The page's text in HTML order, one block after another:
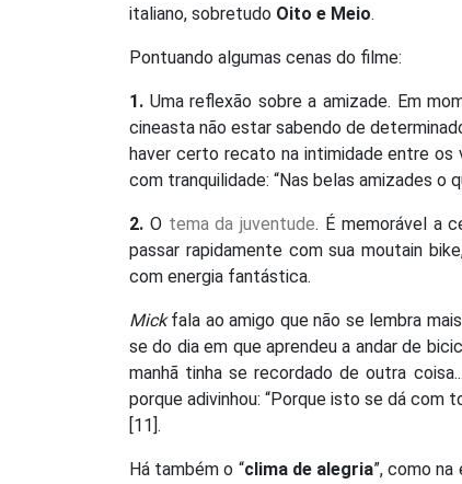
italiano, sobretudo Oito e Meio.
Pontuando algumas cenas do filme:
1. Uma reflexão sobre a amizade. Em
cineasta não estar sabendo de
haver certo recato na intimidade entre os
com tranquilidade: “Nas belas amizades o
2. O tema da juventude. É memorável a
passar rapidamente com sua moutain
com energia fantástica.
Mickfala ao amigo que não se lembra
se do dia em que aprendeu a andar de
manhã tinha se recordado de outra
porque adivinhou: “Porque isto se dá com
[11].
Há também o “clima de alegria”, como